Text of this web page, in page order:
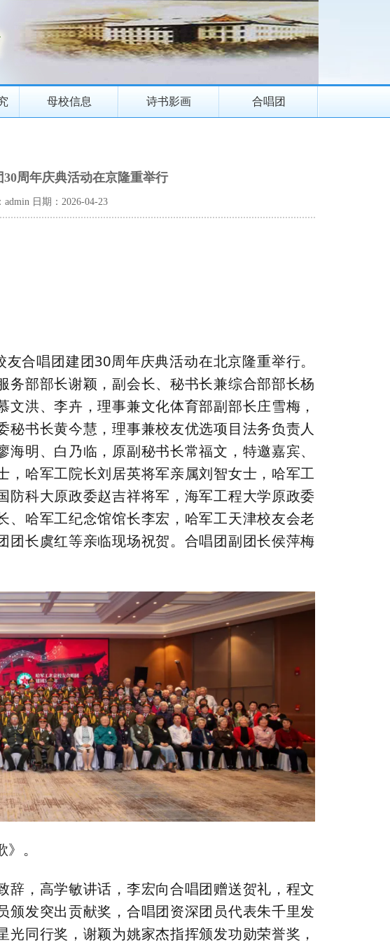
母校信息 诗书影画 合唱团
周年庆典活动在京隆重举行
admin 日期：2026-04-23
合唱团建团30周年庆典活动在北京隆重举行。
部部长谢颖，副会长、秘书长兼综合部部长杨
洪、李卉，理事兼文化体育部副部长庄雪梅，
书长黄今慧，理事兼校友优选项目法务负责人
明、白乃临，原副秘书长常福文，特邀嘉宾、
哈军工院长刘居英将军亲属刘智女士，哈军工
科大原政委赵吉祥将军，海军工程大学原政委
、哈军工纪念馆馆长李宏，哈军工天津校友会老
长虞红等亲临现场祝贺。 合唱团副团长侯萍梅
。
辞， 高学敏讲话，李宏向合唱团赠送贺礼，程文
发突出贡献奖，合唱团资深团员代表朱千里发
同行奖，谢颖为姚家杰指挥颁发功勋荣誉奖，